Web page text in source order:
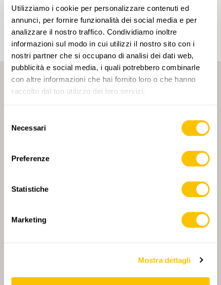
Utilizziamo i cookie per personalizzare contenuti ed
annunci, per fornire funzionalità dei social media e per
analizzare il nostro traffico. Condividiamo inoltre
informazioni sul modo in cui utilizzi il nostro sito con i
nostri partner che si occupano di analisi dei dati web,
pubblicità e social media, i quali potrebbero combinarle
con altre informazioni che hai fornito loro o che hanno
raccolto dal tuo utilizzo dei loro servizi.
delNecessari
Preferenze
Statistiche
Marketing
Mostra dettagli
ai tuoi interessi. I tag possono essere salvati solo in
un account.